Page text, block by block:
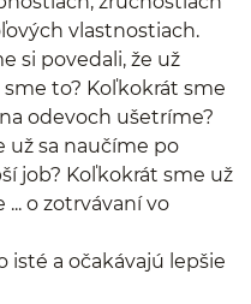
vlastnostiach.
si povedali, že už
to? Koľkokrát sme
odevoch ušetríme?
už sa naučíme po
job? Koľkokrát sme už
o zotrvávaní vo
isté a očakávajú lepšie